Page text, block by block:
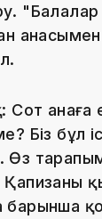
анасымен
Сот анаға
Біз бұл
Өз
барынша